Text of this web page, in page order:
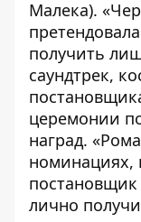
Малека).
получить
саундтрек,
церемонии
наград.
номинациях,
лично